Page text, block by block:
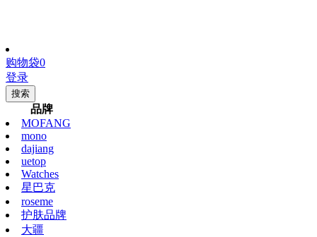
购物袋0
登录
搜索
品牌
MOFANG
mono
dajiang
uetop
Watches
星巴克
roseme
护肤品牌
大疆